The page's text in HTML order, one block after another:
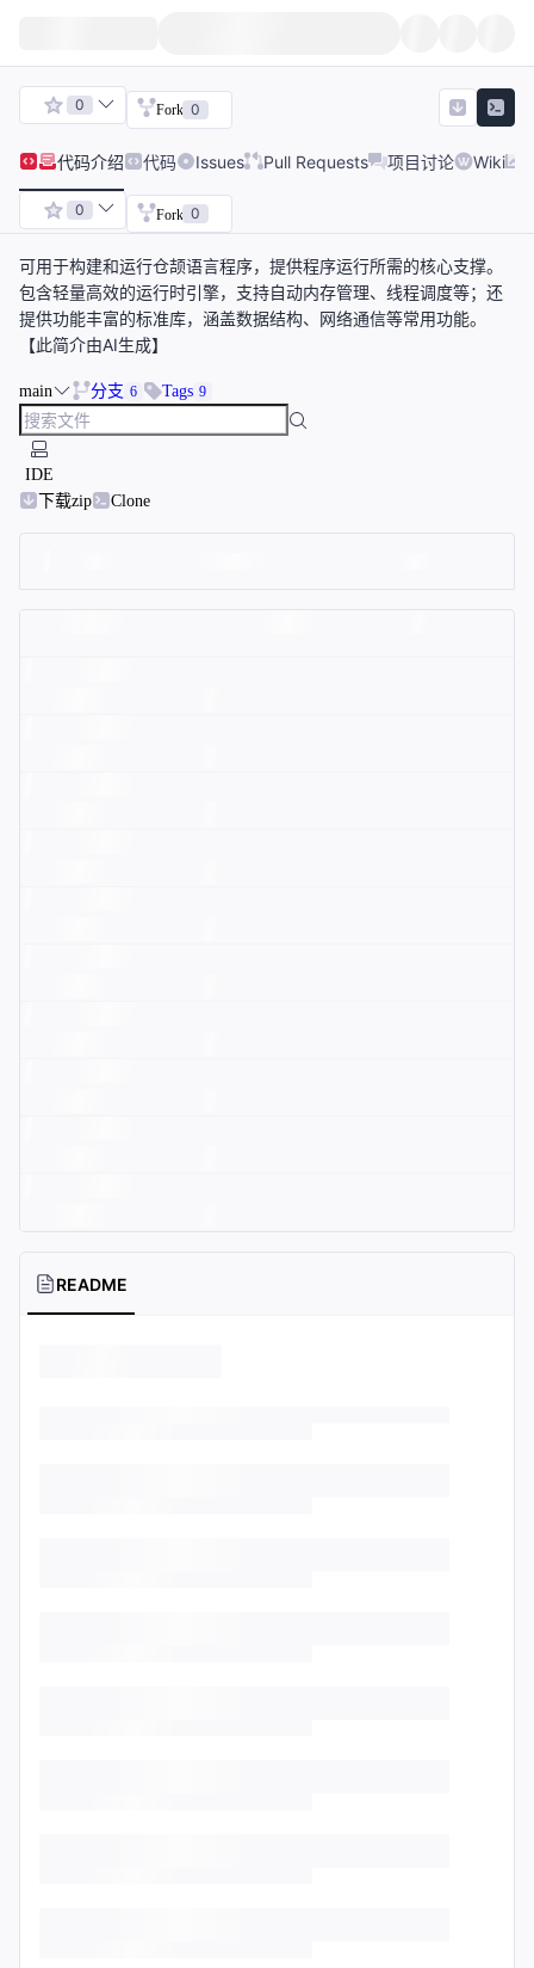
0 Fork 0
代码介绍 代码 Issues Pull Requests 项目讨论 Wiki
0 Fork 0
可用于构建和运行仓颉语言程序，提供程序运行所需的核心支撑。
包含轻量高效的运行时引擎，支持自动内存管理、线程调度等；还
提供功能丰富的标准库，涵盖数据结构、网络通信等常用功能。
【此简介由AI生成】
main 分支 6 Tags 9
IDE
下载zip
Clone
README